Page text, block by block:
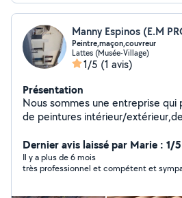
Manny Espinos (E.M
Peintre,maçon,couvreur
Lattes (Musée-Village)
1/5 (1 avis)
Présentation
Nous sommes une entreprise qui
de peintures intérieur/
ces alentours. Nous sommes
sommes à votre service,nous nous
gratuitement chez vous afin
Dernier avis laissé par Marie : 1/5
Il y a plus de 6 mois
très professionnel et compétent et